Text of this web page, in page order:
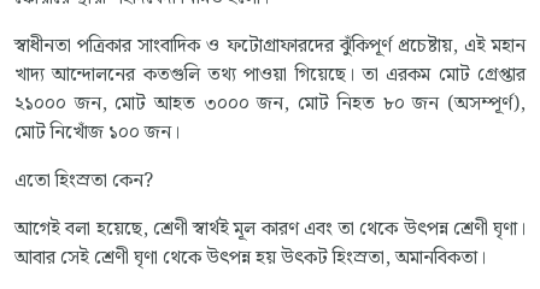
স্বাধীনতা পত্রিকার সাংবাদিক ও ফটোগ্রাফারদের ঝুঁকিপূর্ণ প্রচেষ্টায়, এই মহান
খাদ্য আন্দোলনের কতগুলি তথ্য পাওয়া গিয়েছে। তা এরকম মোট গ্রেপ্তার
২১০০০ জন, মোট আহত ৩০০০ জন, মোট নিহত ৮০ জন (অসম্পূর্ণ),
মোট নিখোঁজ ১০০ জন।
এতো হিংস্রতা কেন?
আগেই বলা হয়েছে, শ্রেণী স্বার্থই মূল কারণ এবং তা থেকে উৎপন্ন শ্রেণী ঘৃণা।
আবার সেই শ্রেণী ঘৃণা থেকে উৎপন্ন হয় উৎকট হিংস্রতা, অমানবিকতা।